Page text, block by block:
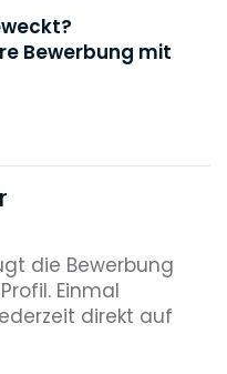
Bewerbung mit
die Bewerbung
Einmal
direkt auf